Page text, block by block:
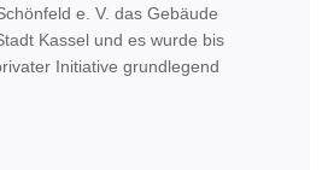
e. V. das Gebäude
Kassel und es wurde bis
Initiative grundlegend